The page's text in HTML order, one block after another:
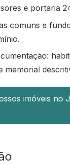
e portaria
comuns e
memorial
imóveis no